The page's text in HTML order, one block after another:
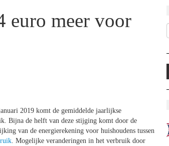
euro meer voor
2019 komt de gemiddelde jaarlijkse
Bijna de helft van deze stijging komt door de
van de energierekening voor huishoudens tussen
. Mogelijke veranderingen in het verbruik door